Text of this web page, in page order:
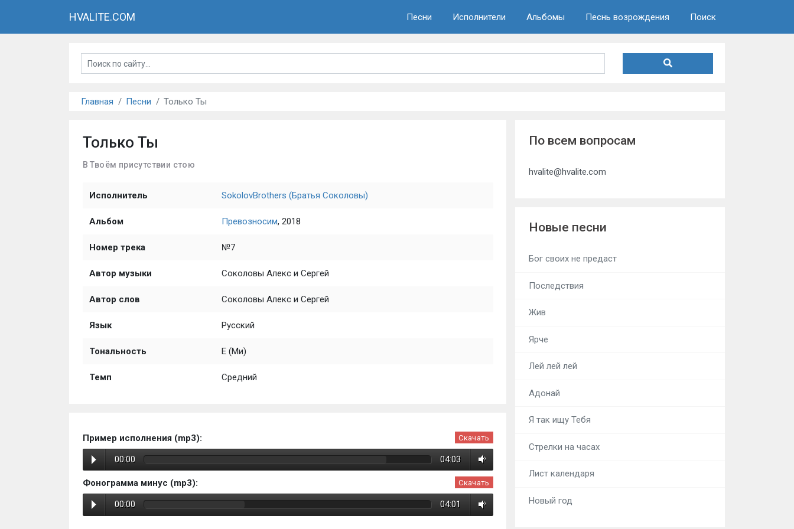
HVALITE.COM Песни Исполнители Альбомы Песнь возрождения Поиск
Главная Песни Только Ты
Только Ты
В Твоём присутствии стою
Исполнитель SokolovBrothers (Братья Соколовы)
Альбом Превозносим, 2018
Номер трека №7
Автор музыки Соколовы Алекс и Сергей
Автор слов Соколовы Алекс и Сергей
Язык Русский
Тональность E (Ми)
Темп Средний
Пример исполнения (mp3): Скачать
00:00 04:03
Фонограмма минус (mp3): Скачать
00:00 04:01
По всем вопросам
hvalite@hvalite.com
Новые песни
Бог своих не предаст
Последствия
Жив
Ярче
Лей лей лей
Адонай
Я так ищу Тебя
Стрелки на часах
Лист календаря
Новый год